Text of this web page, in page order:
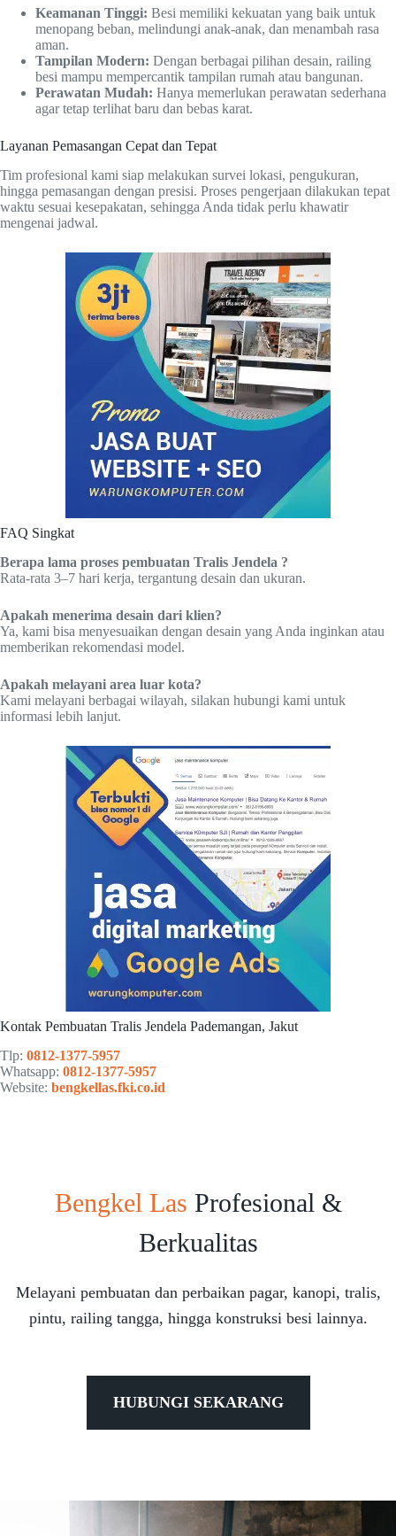
Keamanan Tinggi: Besi memiliki kekuatan yang baik untuk
menopang beban, melindungi anak-anak, dan menambah rasa
aman.
Tampilan Modern: Dengan berbagai pilihan desain, railing
besi mampu mempercantik tampilan rumah atau bangunan.
Perawatan Mudah: Hanya memerlukan perawatan sederhana
agar tetap terlihat baru dan bebas karat.
Layanan Pemasangan Cepat dan Tepat
Tim profesional kami siap melakukan survei lokasi, pengukuran,
hingga pemasangan dengan presisi. Proses pengerjaan dilakukan tepat
waktu sesuai kesepakatan, sehingga Anda tidak perlu khawatir
mengenai jadwal.
FAQ Singkat
Berapa lama proses pembuatan Tralis Jendela ?
Rata-rata 3–7 hari kerja, tergantung desain dan ukuran.
Apakah menerima desain dari klien?
Ya, kami bisa menyesuaikan dengan desain yang Anda inginkan atau
memberikan rekomendasi model.
Apakah melayani area luar kota?
Kami melayani berbagai wilayah, silakan hubungi kami untuk
informasi lebih lanjut.
Kontak Pembuatan Tralis Jendela Pademangan, Jakut
Tlp: 0812-1377-5957
Whatsapp: 0812-1377-5957
Website: bengkellas.fki.co.id
Bengkel Las Profesional &
Berkualitas
Melayani pembuatan dan perbaikan pagar, kanopi, tralis,
pintu, railing tangga, hingga konstruksi besi lainnya.
HUBUNGI SEKARANG